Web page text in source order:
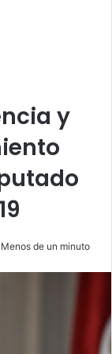
y
Menos de un minuto